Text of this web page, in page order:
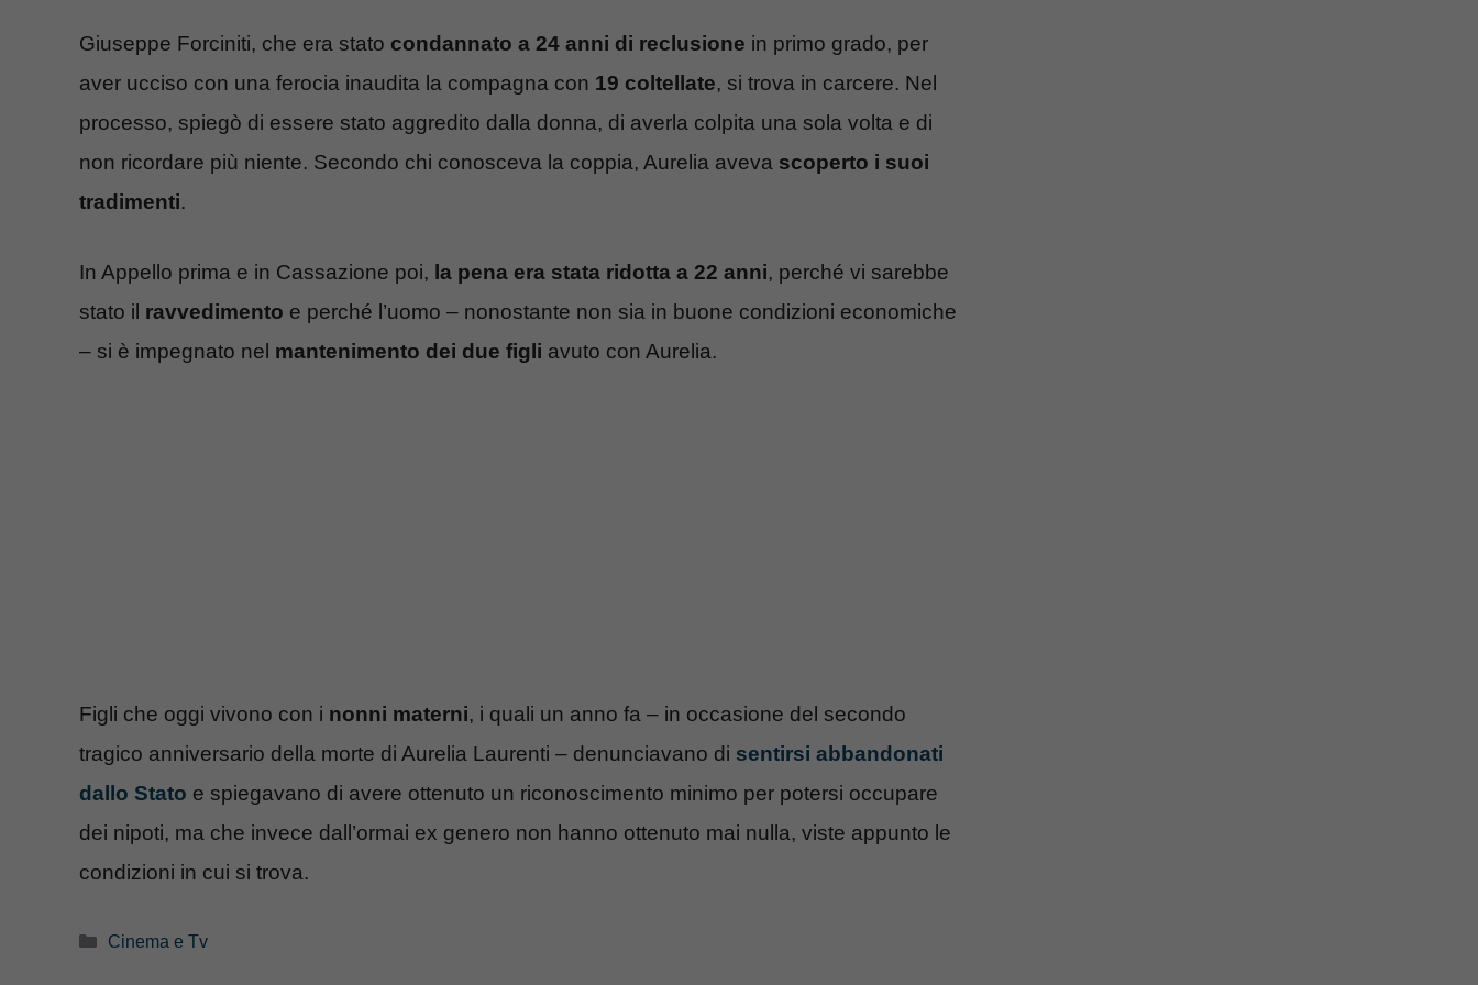
Giuseppe Forciniti, che era stato condannato a 24 anni di reclusione in primo grado, per
aver ucciso con una ferocia inaudita la compagna con 19 coltellate, si trova in carcere. Nel
processo, spiegò di essere stato aggredito dalla donna, di averla colpita una sola volta e di
non ricordare più niente. Secondo chi conosceva la coppia, Aurelia aveva scoperto i suoi
tradimenti.
In Appello prima e in Cassazione poi, la pena era stata ridotta a 22 anni, perché vi sarebbe
stato il ravvedimento e perché l’uomo – nonostante non sia in buone condizioni economiche
– si è impegnato nel mantenimento dei due figli avuto con Aurelia.
Figli che oggi vivono con i nonni materni, i quali un anno fa – in occasione del secondo
tragico anniversario della morte di Aurelia Laurenti – denunciavano di sentirsi abbandonati
dallo Stato e spiegavano di avere ottenuto un riconoscimento minimo per potersi occupare
dei nipoti, ma che invece dall’ormai ex genero non hanno ottenuto mai nulla, viste appunto le
condizioni in cui si trova.
Categorie
Cinema e Tv